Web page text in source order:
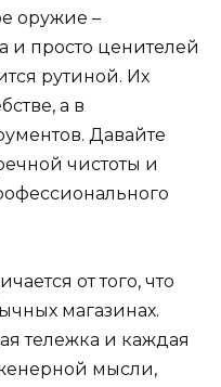
оружие –
и просто ценителей
рутиной. Их
а в
Давайте
чистоты и
от того, что
магазинах.
тележка и каждая
мысли,